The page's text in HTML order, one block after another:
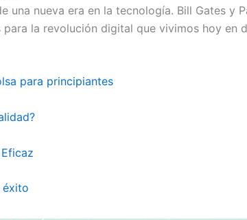
una nueva era en la tecnología. Bill Gates y
la revolución digital que vivimos hoy en
para principiantes
éxito